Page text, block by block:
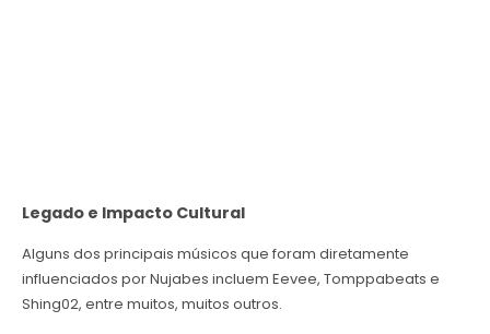
Legado e Impacto Cultural
Alguns dos principais músicos que foram diretamente
influenciados por Nujabes incluem Eevee, Tomppabeats e
Shing02, entre muitos, muitos outros.